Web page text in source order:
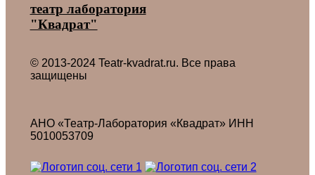
театр лаборатория
"Квадрат"
© 2013-2024 Teatr-kvadrat.ru. Все права
защищены
АНО «Театр-Лаборатория «Квадрат» ИНН
5010053709